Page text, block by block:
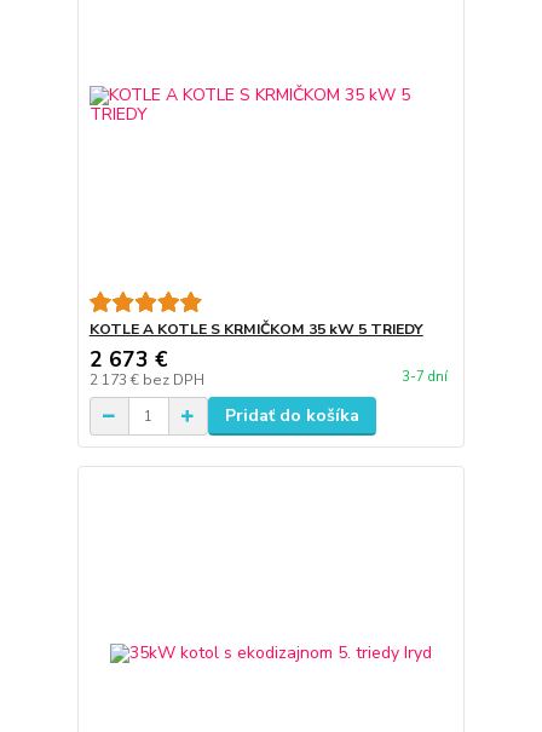
KOTLE A KOTLE S KRMIČKOM 35 kW 5 TRIEDY
2 673 €
2 173 € bez DPH 3-7 dní
Pridať do košíka